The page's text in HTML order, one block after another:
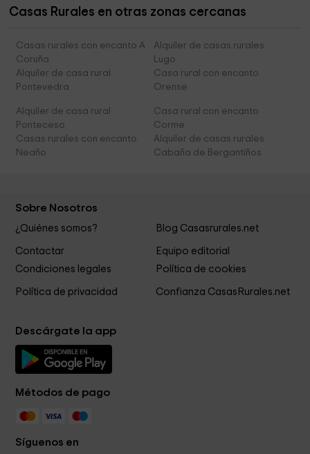
Casas Rurales en otras zonas cercanas
Casas rurales con encanto A
Coruña
Alquiler de casas rurales
Lugo
Alquiler de casa rural
Pontevedra
Casa rural con encanto
Orense
Alquiler de casa rural
Ponteceso
Casa rural con encanto
Corme
Casas rurales con encanto
Neaño
Alquiler de casas rurales
Cabaña de Bergantiños
Sobre Nosotros
¿Quiénes somos? Blog Casasrurales.net
Contactar
Equipo editorial
Condiciones legales
Política de cookies
Política de privacidad Confianza CasasRurales.net
Descárgate la app
Métodos de pago
Síguenos en